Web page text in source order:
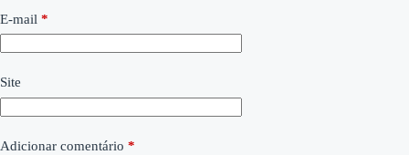
E-mail *
Site
Adicionar comentário *